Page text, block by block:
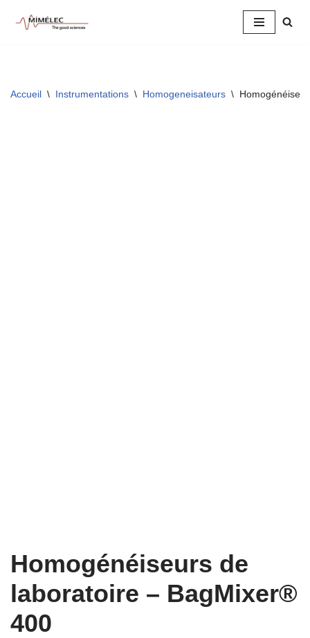
Accueil \ Instrumentations \ Homogeneisateurs \
Homogénéiseurs de
laboratoire – BagMixer®
400